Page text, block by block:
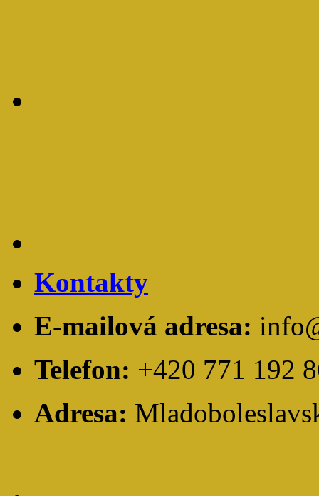
Kontakty
E-mailová adresa:
Telefon: +420 771 192
Adresa: